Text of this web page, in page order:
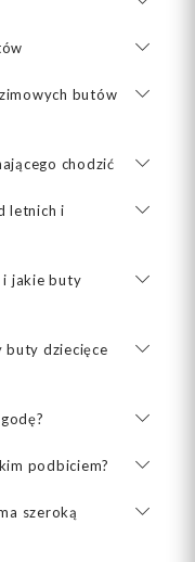
butów
chodzić
letnich i
i jakie buty
buty dziecięce
podbiciem?
szeroką